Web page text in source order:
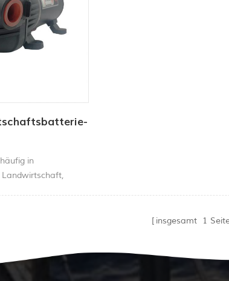
in
Landwirtschaft,
insgesamt
1